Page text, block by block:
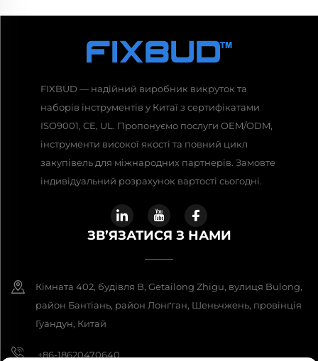
FIXBUD — надійний виробник викруток та
наборів інструментів у Китаї з сертифікатами
ISO9001, CE, UL. Пропонуємо послуги OEM/ODM,
інструменти високої якості та повний цикл
закупівель для міжнародних партнерів. Замовте
індивідуальний розрахунок вартості сьогодні.
ЗВ’ЯЗАТИСЯ З НАМИ
Кімната 402, будівля B, Getailong Zhigu, вулиця Bulong,
район Бантіань, район Лонґган, Шеньчжень, провінція
Гуандун, Китай
+86-18620470640